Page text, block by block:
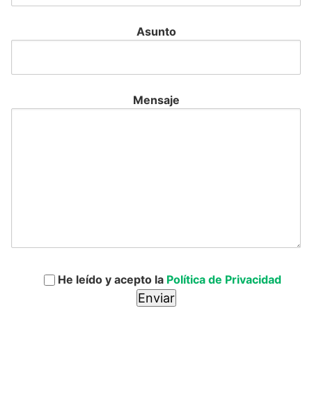
Asunto
Mensaje
He leído y acepto la Política de Privacidad